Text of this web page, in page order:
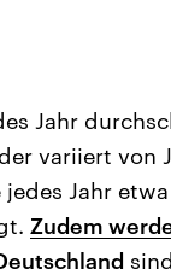
Jahr
variiert von
Jahr
Zudem